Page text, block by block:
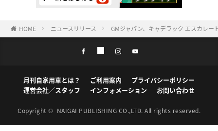
HOME ニュースリリース GMジャパン、キャデラック エスカレ
月刊自家用車とは？ ご利用案内
プライバシーポリシー
運営会社／スタッフ
インフォメーション お問い合わせ
Copyright © NAIGAI PUBLISHING CO.,LTD. All rights reserved.